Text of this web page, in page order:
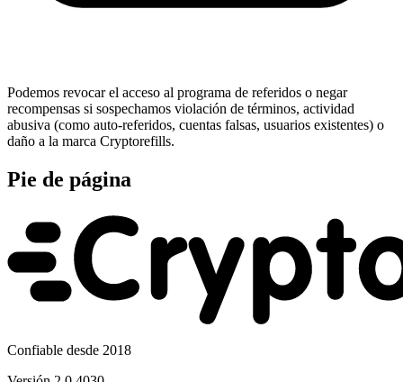
Podemos revocar el acceso al programa de referidos o negar
recompensas si sospechamos violación de términos, actividad
abusiva (como auto-referidos, cuentas falsas, usuarios existentes) o
daño a la marca Cryptorefills.
Pie de página
Confiable desde 2018